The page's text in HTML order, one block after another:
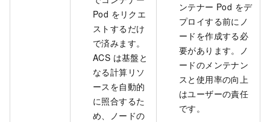
Pod をリクエ
ストするだけ
で済みます。
ACS は基盤と
なる計算リソ
ースを自動的
に照合するた
め、ノードの
ンテナー Pod をデ
プロイする前にノ
ードを作成する必
要があります。ノ
ードのメンテナン
スと使用率の向上
はユーザーの責任
です。